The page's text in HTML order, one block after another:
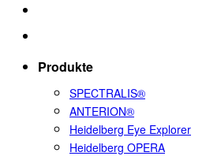
Produkte
SPECTRALIS®
ANTERION®
Heidelberg Eye Explorer
Heidelberg OPERA